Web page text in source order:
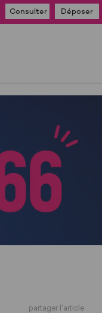
Consulter Déposer
partager l'article